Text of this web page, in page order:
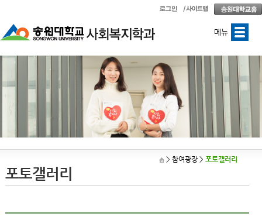
메뉴
> 참여광장> 포토갤러리
포토갤러리